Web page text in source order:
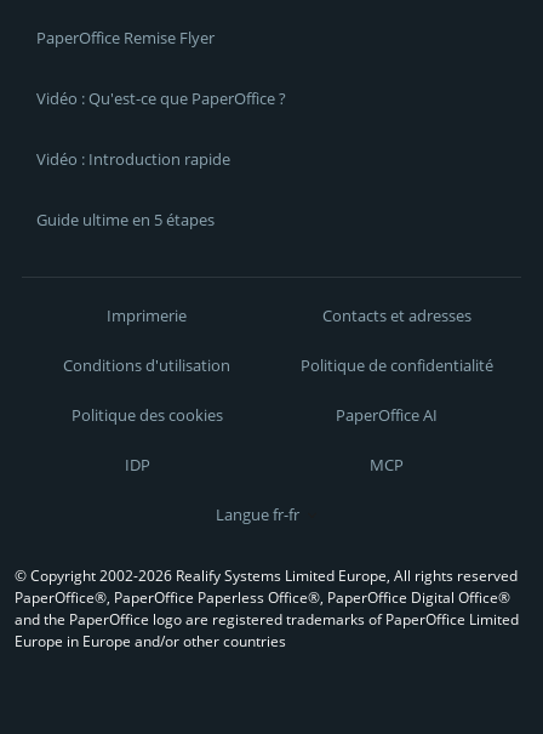
PaperOffice Remise Flyer
Vidéo : Qu'est-ce que PaperOffice ?
Vidéo : Introduction rapide
Guide ultime en 5 étapes
Imprimerie Contacts et adresses
Conditions d'utilisation Politique de confidentialité
Politique des cookies PaperOffice AI
IDP MCP
Langue fr-fr
© Copyright 2002-2026 Realify Systems Limited Europe, All rights reserved
PaperOffice®, PaperOffice Paperless Office®, PaperOffice Digital Office®
and the PaperOffice logo are registered trademarks of PaperOffice Limited
Europe in Europe and/or other countries